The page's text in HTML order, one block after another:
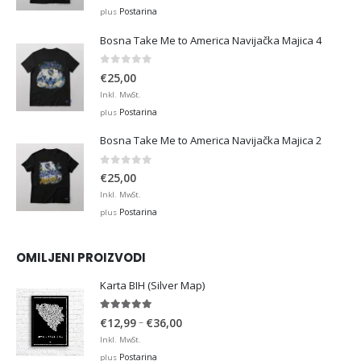
plus Postarina
Bosna Take Me to America Navijačka Majica 4
€25,00
Inkl. MwSt.
plus Postarina
Bosna Take Me to America Navijačka Majica 2
0 out of 5
€25,00
Inkl. MwSt.
plus Postarina
OMILJENI PROIZVODI
Karta BIH (Silver Map)
€12,99– €36,00Price
Inkl. MwSt.
plus Postarina